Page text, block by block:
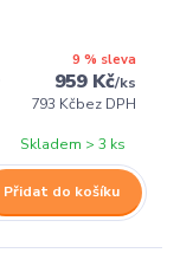
9 % sleva
959 Kč/ks
793 Kčbez DPH
Skladem > 3 ks
Přidat do košíku